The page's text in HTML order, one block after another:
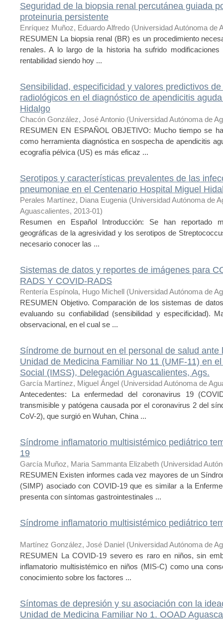
Seguridad de la biopsia renal percutánea guiada
proteinuria persistente
Enríquez Muñoz, Eduardo Alfredo (Universidad Autónoma de
RESUMEN La biopsia renal (BR) es un procedimiento
renales. A lo largo de la historia ha sufrido
rentabilidad siendo hoy ...
Sensibilidad, especificidad y valores predictivos
radiológicos en el diagnóstico de apendicitis
Hidalgo
Chacón González, José Antonio (Universidad Autónoma de
RESUMEN EN ESPAÑOL OBJETIVO: Mucho tiempo se
como herramienta diagnóstica en sospecha de apendicitis
ecografía pélvica (US) es más eficaz ...
Serotipos y características prevalentes de las
pneumoniae en el Centenario Hospital Miguel
Perales Martínez, Diana Eugenia (Universidad Autónoma de
Aguascalientes, 2013-01)
Resumen en Español Introducción: Se han reportado
geográficas de la agresividad y los serotipos de
necesario conocer las ...
Sistemas de datos y reportes de imágenes para
RADS Y COVID-RADS
Rentería Espínola, Hugo Michell (Universidad Autónoma de
RESUMEN Objetivo. Comparación de los sistemas de
evaluando su confiabilidad (sensibilidad y especificidad).
observacional, en el cual se ...
Síndrome de burnout en el personal de salud
Unidad de Medicina Familiar No 11 (UMF-11) en
Social (IMSS), Delegación Aguascalientes, Ags.
García Martínez, Miguel Ángel (Universidad Autónoma de
Antecedentes: La enfermedad del coronavirus 19
transmisible y patógena causada por el coronavirus 2 del
CoV-2), que surgió en Wuhan, China ...
Síndrome inflamatorio multisistémico pediátrico
19
García Muñoz, Maria Sammanta Elizabeth (Universidad
RESUMEN Existen informes cada vez mayores de un
(SIMP) asociado con COVID-19 que es similar a la
presenta con síntomas gastrointestinales ...
Síndrome inflamatorio multisistémico pediátrico
Martínez González, José Daniel (Universidad Autónoma de
RESUMEN La COVID-19 severo es raro en niños, sin
inflamatorio multisistémico en niños (MIS-C) como una
conocimiento sobre los factores ...
Síntomas de depresión y su asociación con la
Unidad de Medicina Familiar No 1. OOAD